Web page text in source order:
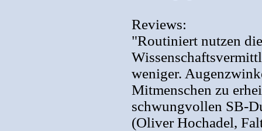
Reviews:
"Routiniert nutzen
weniger.
Mitmenschen zu
schwungvollen SB-
(Oliver Hochadel,